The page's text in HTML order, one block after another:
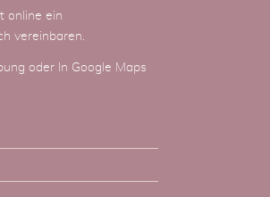
online ein
vereinbaren.
oder In Google Maps